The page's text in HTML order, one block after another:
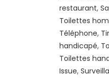
restaurant,
Toilettes
Téléphone,
handicapé,
Toilettes
Issue,